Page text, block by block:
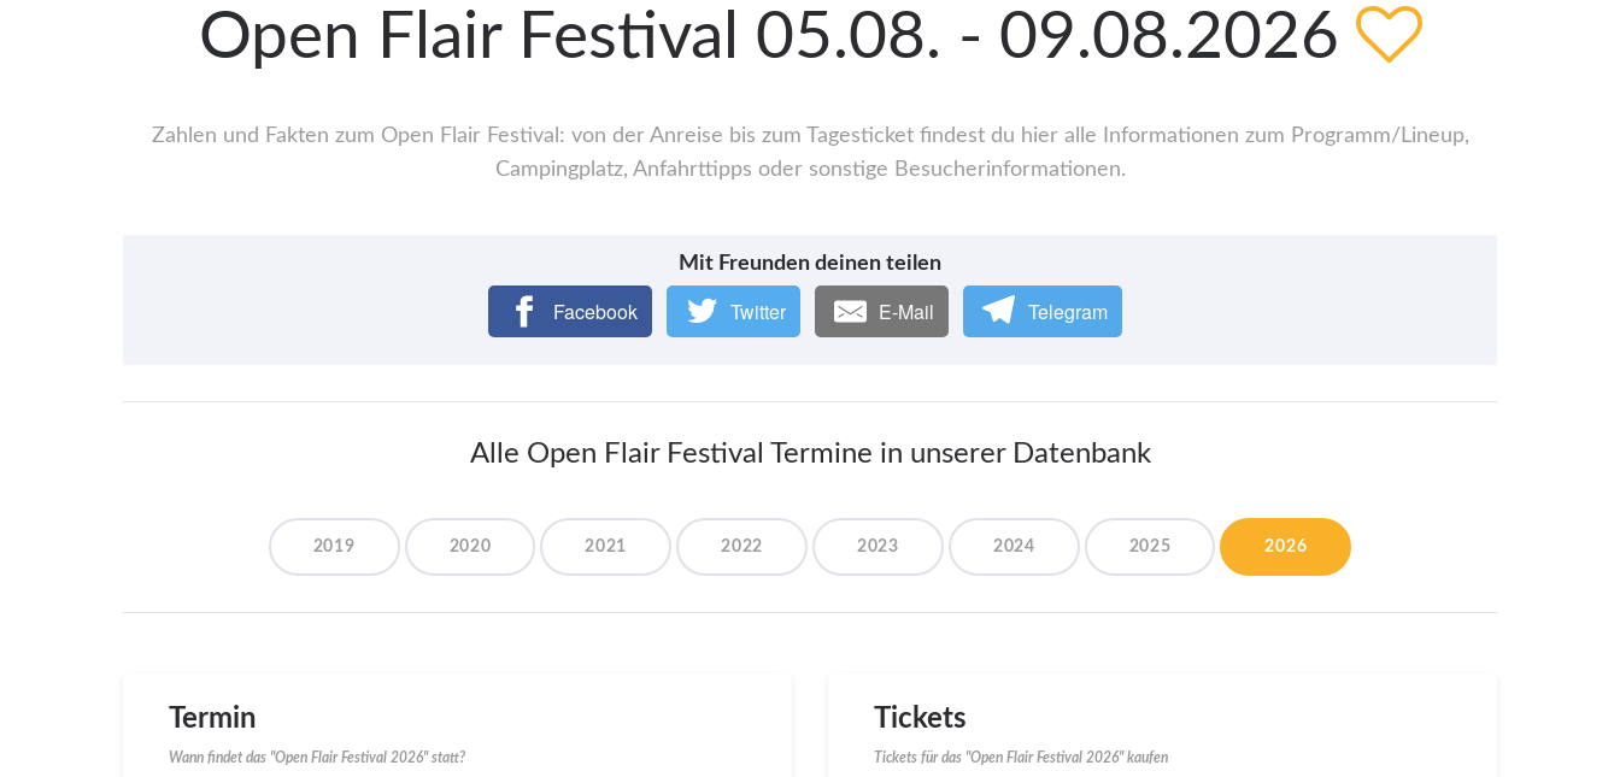
Open Flair Festival 05.08. - 09.08.2026
Zahlen und Fakten zum Open Flair Festival: von der Anreise bis zum Tagesticket findest du hier alle Informationen zum Programm/Lineup,
Campingplatz, Anfahrttipps oder sonstige Besucherinformationen.
Mit Freunden deinen teilen
Facebook Twitter E-Mail Telegram
Alle Open Flair Festival Termine in unserer Datenbank
2019 2020 2021 2022 2023 2024 2025 2026
Termin
Wann findet das "Open Flair Festival 2026" statt?
Tickets
Tickets für das "Open Flair Festival 2026" kaufen